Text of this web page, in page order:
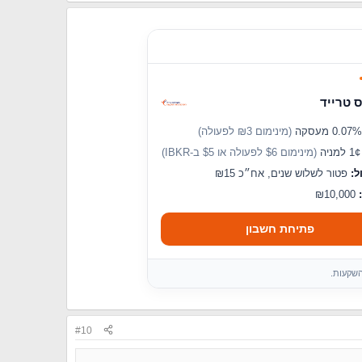
טרייד
(מינימום ₪3 לפעולה)
(מינימום $6 לפעולה או $5 ב-IBKR)
פטור לשלוש שנים, אח״כ ₪15
פתיחת חשבון
#10